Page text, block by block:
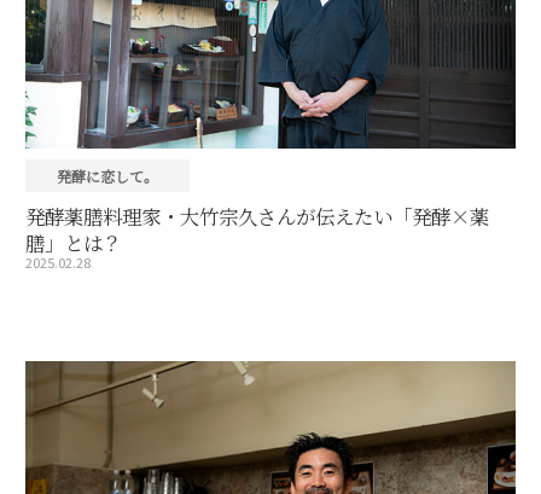
発酵に恋して。
発酵薬膳料理家・大竹宗久さんが伝えたい「発酵×薬
膳」とは？
2025.02.28